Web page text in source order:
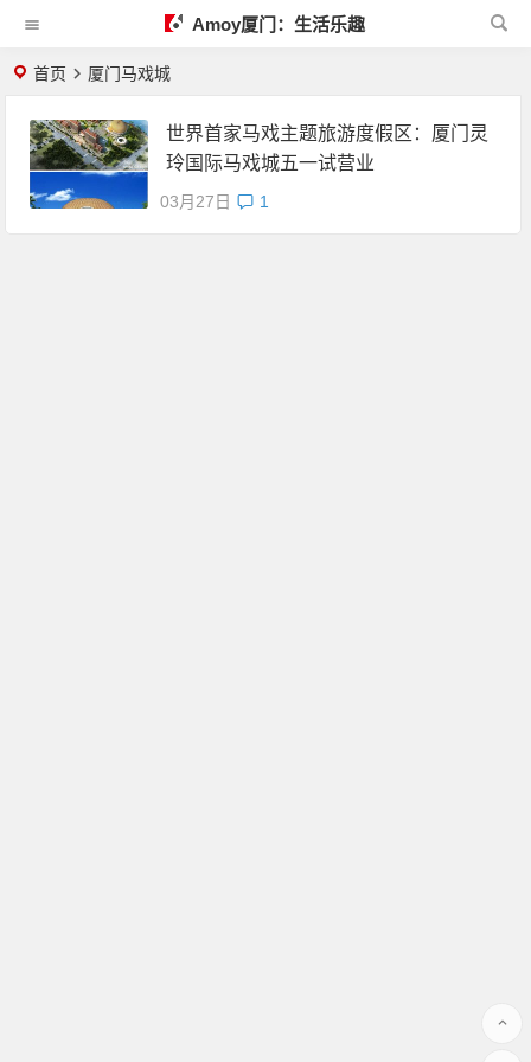
Amoy厦门：生活乐趣
首页 厦门马戏城
世界首家马戏主题旅游度假区：厦门灵
玲国际马戏城五一试营业
03月27日 1